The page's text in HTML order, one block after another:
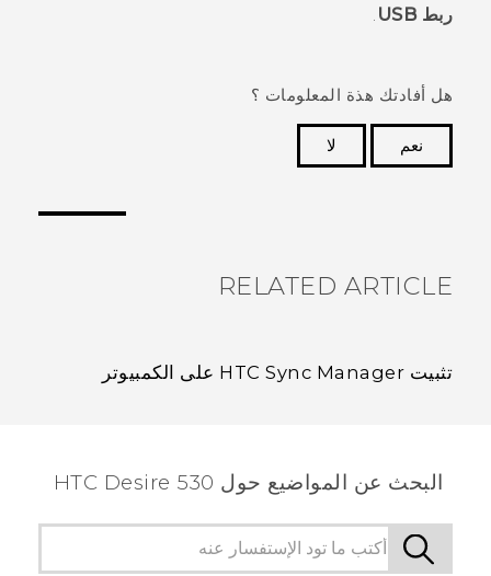
ربط USB
هل أفادتك هذة المعلومات ؟
نعم
لا
RELATED ARTICLE
تثبيت HTC Sync Manager على الكمبيوتر
البحث عن المواضيع حول HTC Desire 530